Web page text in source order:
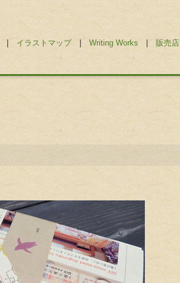
イラストマップ| Writing Works 販売店